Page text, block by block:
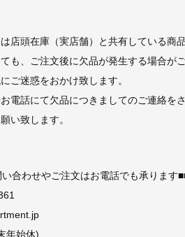
店頭在庫（実店舗）と共有している商品
も、ご注文後に欠品が発生する場合がご
ご迷惑をおかけ致します。
電話にて欠品につきましてのご連絡を
い致します。
合わせやご注文はお電話でも承ります
年始休)